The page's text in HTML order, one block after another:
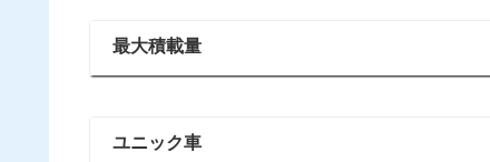
最大積載量
ユニック車